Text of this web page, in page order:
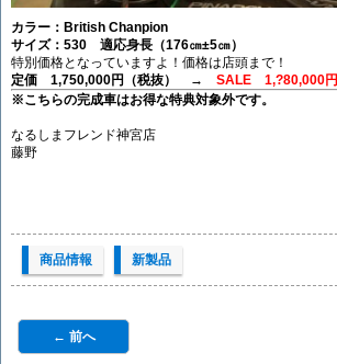
カラー：British Chanpion
サイズ：530 適応身長（176㎝±5㎝）
特別価格となっていますよ！価格は店頭まで！
定価 1,750,000円（税抜） → SALE 1,?80,000円
※こちらの完成車はお得な特典対象外です。
なるしまフレンド神宮店
藤野
商品情報 新製品
← 前へ